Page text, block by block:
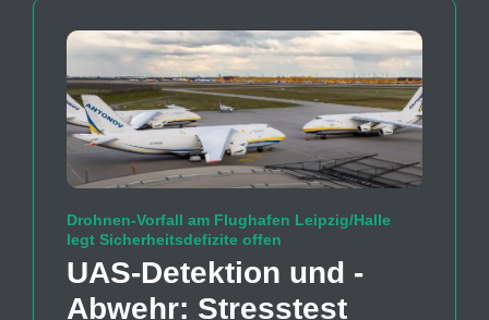
Drohnen-Vorfall am Flughafen Leipzig/Halle
legt Sicherheitsdefizite offen
UAS-Detektion und -
Abwehr: Stresstest